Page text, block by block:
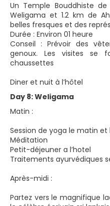
Un Temple Bouddhiste
Weligama et 1.2 km de
belles fresques et des
Durée : Environ 01 heure
Conseil : Prévoir des
genoux. Les visites se
chaussettes
Diner et nuit à l’hôtel
Day 8: Weligama
Matin :
Session de yoga le matin et
Méditation
Petit-déjeuner a l’hotel
Traitements ayurvédiques
Après-midi :
Partez vers le magnifique